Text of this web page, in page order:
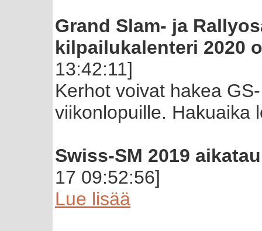
Grand Slam- ja
kilpailukalenteri 2020
13:42:11]
Kerhot voivat hakea
viikonlopuille. Hakuaika
Swiss-SM 2019
17 09:52:56]
Lue lisää